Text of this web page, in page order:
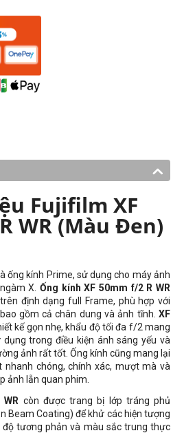
Fujifilm XF
WR (Màu Đen)
là ống kính Prime, sử dụng cho máy ảnh
X. Ống kính XF 50mm f/2 R WR
định dạng full Frame, phù hợp với
gồm cả chân dung và ảnh tĩnh. XF
kế gọn nhẹ, khẩu độ tối đa f/2 mang
trong điều kiện ánh sáng yếu và
ảnh rất tốt. Ống kính cũng mang lại
nhanh chóng, chính xác, mượt mà và
ảnh lẫn quan phim.
còn được trang bị lớp tráng phủ
Beam Coating) để khử các hiện tượng
độ tương phản và màu sắc trung thực